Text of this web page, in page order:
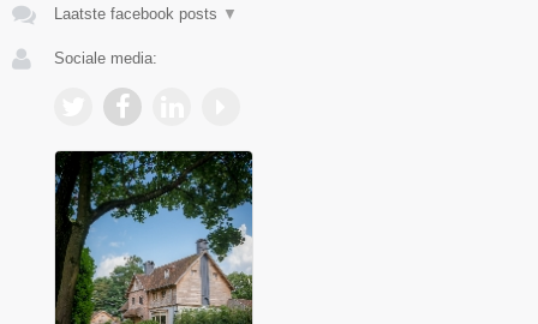
Laatste facebook posts ▼
Sociale media: